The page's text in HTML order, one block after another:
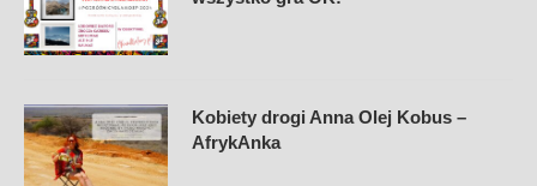
Kobiety drogi Anna Olej Kobus –
AfrykAnka